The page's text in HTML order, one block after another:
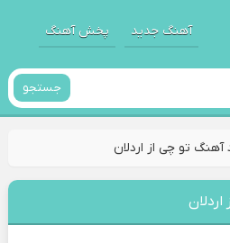
آهنگ جدید پخش آهنگ
جستجو
آهنگ تو چی از اردلان